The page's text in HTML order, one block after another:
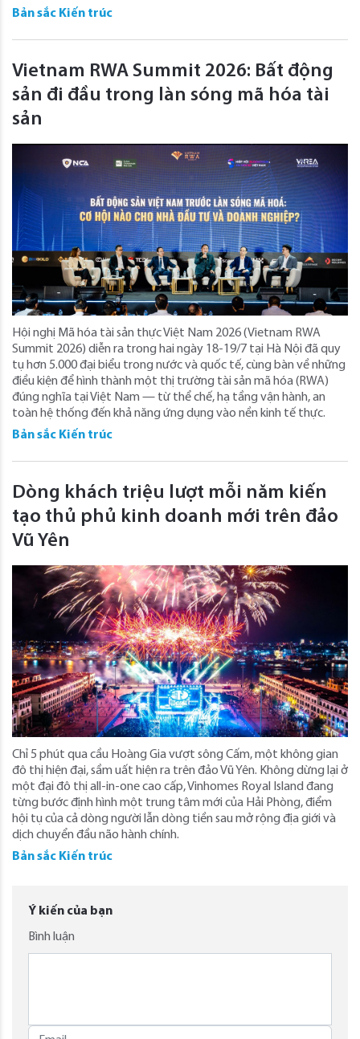
Bản sắc Kiến trúc
Vietnam RWA Summit 2026: Bất động
sản đi đầu trong làn sóng mã hóa tài
sản
Hội nghị Mã hóa tài sản thực Việt Nam 2026 (Vietnam RWA
Summit 2026) diễn ra trong hai ngày 18-19/7 tại Hà Nội đã quy
tụ hơn 5.000 đại biểu trong nước và quốc tế, cùng bàn về những
điều kiện để hình thành một thị trường tài sản mã hóa (RWA)
đúng nghĩa tại Việt Nam — từ thể chế, hạ tầng vận hành, an
toàn hệ thống đến khả năng ứng dụng vào nền kinh tế thực.
Bản sắc Kiến trúc
Dòng khách triệu lượt mỗi năm kiến
tạo thủ phủ kinh doanh mới trên đảo
Vũ Yên
Chỉ 5 phút qua cầu Hoàng Gia vượt sông Cấm, một không gian
đô thị hiện đại, sầm uất hiện ra trên đảo Vũ Yên. Không dừng lại ở
một đại đô thị all-in-one cao cấp, Vinhomes Royal Island đang
từng bước định hình một trung tâm mới của Hải Phòng, điểm
hội tụ của cả dòng người lẫn dòng tiền sau mở rộng địa giới và
dịch chuyển đầu não hành chính.
Bản sắc Kiến trúc
Ý kiến của bạn
Bình luận